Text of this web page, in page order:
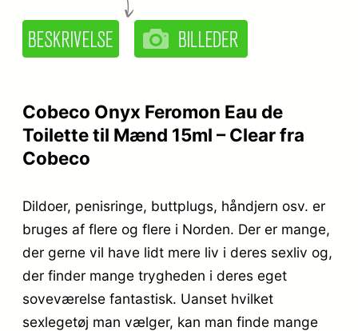
Cobeco Onyx Feromon Eau de
Toilette til Mænd 15ml – Clear fra
Cobeco
Dildoer, penisringe, buttplugs, håndjern osv. er
bruges af flere og flere i Norden. Der er mange,
der gerne vil have lidt mere liv i deres sexliv og,
der finder mange trygheden i deres eget
soveværelse fantastisk. Uanset hvilket
sexlegetøj man vælger, kan man finde mange